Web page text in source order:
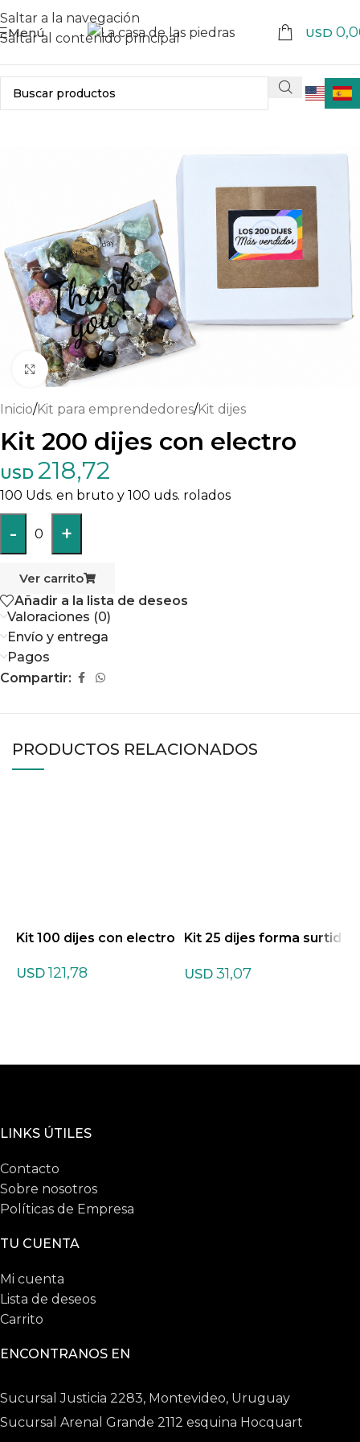
Saltar a la navegación
Saltar al contenido principal
Menú USD
Haga clic para ampliar
Inicio/Kit para emprendedores/Kit dijes
Kit 200 dijes con electro
USD 218,72
100 Uds. en bruto y 100 uds. rolados
- 0 +
Ver carrito
Añadir a la lista de deseos
Valoraciones (0)
Envío y entrega
Pagos
Compartir:
PRODUCTOS RELACIONADOS
Kit 100 dijes con electro
USD 121,78
Kit 25 dijes forma surtid
USD 31,07
LINKS ÚTILES
Contacto
Sobre nosotros
Políticas de Empresa
TU CUENTA
Mi cuenta
Lista de deseos
Carrito
ENCONTRANOS EN
Sucursal Justicia 2283, Montevideo, Uruguay
Sucursal Arenal Grande 2112 esquina Hocquart